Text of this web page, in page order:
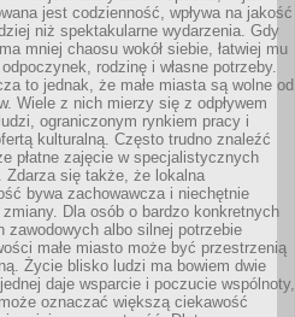
jest codzienność, wpływa na jakość
niż spektakularne wydarzenia. Gdy
mniej chaosu wokół siebie, łatwiej mu
rodzinę i własne potrzeby.
to jednak, że małe miasta są wolne od
Wiele z nich mierzy się z odpływem
ograniczonym rynkiem pracy i
kulturalną. Często trudno znaleźć
płatne zajęcie w specjalistycznych
Zdarza się także, że lokalna
bywa zachowawcza i niechętnie
Dla osób o bardzo konkretnych
zawodowych albo silnej potrzebie
małe miasto może być przestrzenią
Życie blisko ludzi ma bowiem dwie
daje wsparcie i poczucie wspólnoty,
oznaczać większą ciekawość